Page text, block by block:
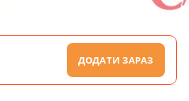
ДОДАТИ ЗАРАЗ